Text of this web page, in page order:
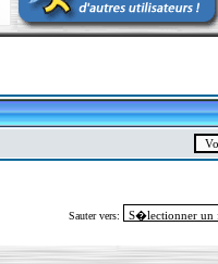
Sauter vers: